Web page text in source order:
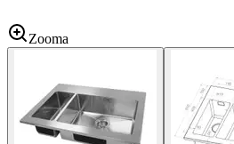
Zooma